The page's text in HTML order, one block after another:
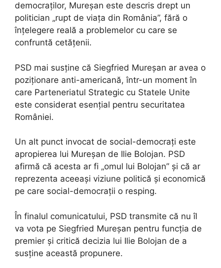
democraților, Mureșan este descris drept un
politician „rupt de viața din România”, fără o
înțelegere reală a problemelor cu care se
confruntă cetățenii.
PSD mai susține că Siegfried Mureșan ar avea o
poziționare anti-americană, într-un moment în
care Parteneriatul Strategic cu Statele Unite
este considerat esențial pentru securitatea
României.
Un alt punct invocat de social-democrați este
apropierea lui Mureșan de Ilie Bolojan. PSD
afirmă că acesta ar fi „omul lui Bolojan” și că ar
reprezenta aceeași viziune politică și economică
pe care social-democrații o resping.
În finalul comunicatului, PSD transmite că nu îl
va vota pe Siegfried Mureșan pentru funcția de
premier și critică decizia lui Ilie Bolojan de a
susține această propunere.